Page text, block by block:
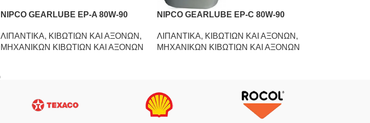
NIPCO GEARLUBE EP-A 80W-90
ΛΙΠΑΝΤΙΚΑ, ΚΙΒΩΤΙΩΝ ΚΑΙ ΑΞΟΝΩΝ ,
ΜΗΧΑΝΙΚΩΝ ΚΙΒΩΤΙΩΝ ΚΑΙ ΑΞΟΝΩΝ
NIPCO GEARLUBE EP-C 80W-90
ΛΙΠΑΝΤΙΚΑ, ΚΙΒΩΤΙΩΝ ΚΑΙ ΑΞΟΝΩΝ ,
ΜΗΧΑΝΙΚΩΝ ΚΙΒΩΤΙΩΝ ΚΑΙ ΑΞΟΝΩΝ